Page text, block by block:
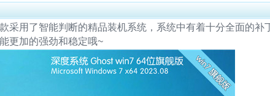
采用了智能判断的精品装机系统，系统中有着十分全面的补
更加的强劲和稳定哦~